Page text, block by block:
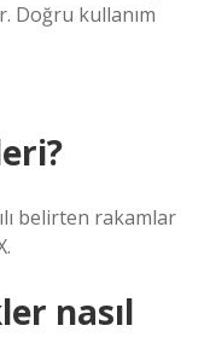
Doğru kullanım
belirten rakamlar
nasıl